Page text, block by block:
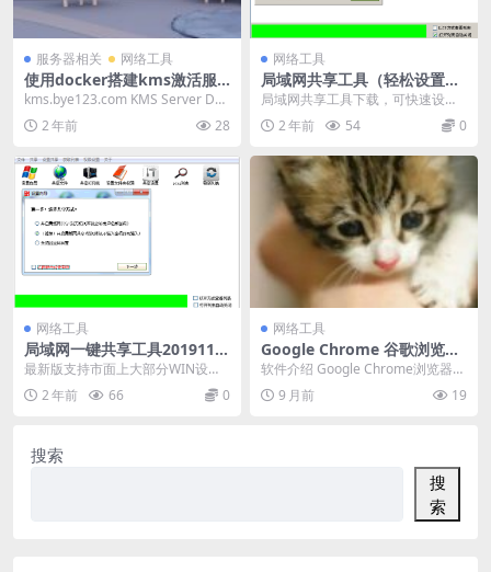
服务器相关 网络工具
使用docker搭建kms激活服
务器
kms.bye123.com KMS Server Doc
ker Image b...
2 年前 28
网络工具
局域网共享工具（轻松设置Wi
n7、Winxp相互共享）
局域网共享工具下载，可快速设置
你的xp、win7系统的文件共享设
置，使其它局域网...
2 年前 54 0
网络工具
局域网一键共享工具2019110
2
最新版支持市面上大部分WIN设
备，包括WIN7 ,WIN8,WIN10 。 另
外...2 年前 66 0
网络工具
Google Chrome 谷歌浏览器
便携增强版
软件介绍 Google Chrome浏览器增
强版，采用原版加入shuax便携式
D...9 月前 19
搜索
搜
索